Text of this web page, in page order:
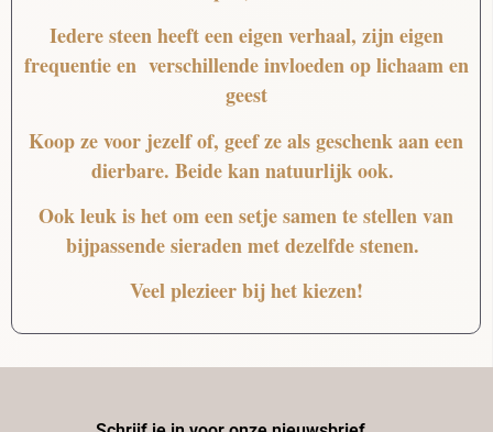
Iedere steen heeft een eigen verhaal, zijn eigen
frequentie en verschillende invloeden op lichaam en
geest
Koop ze voor jezelf of, geef ze als geschenk aan een
dierbare. Beide kan natuurlijk ook.
Ook leuk is het om een setje samen te stellen van
bijpassende sieraden met dezelfde stenen.
Veel plezieer bij het kiezen!